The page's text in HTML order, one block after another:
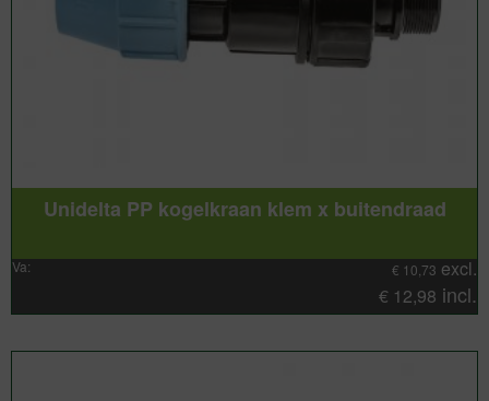
Unidelta PP kogelkraan klem x buitendraad
Va: € 10,73 excl.
€ 12,98 incl.